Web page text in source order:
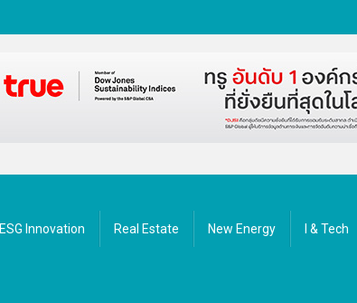
ESG Innovation Real Estate New Energy I & Tech